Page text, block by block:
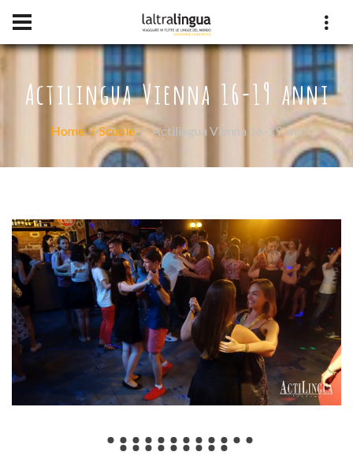
Actilingua Vienna 16-19 anni
Home Scuole Actilingua Vienna 16-19 anni